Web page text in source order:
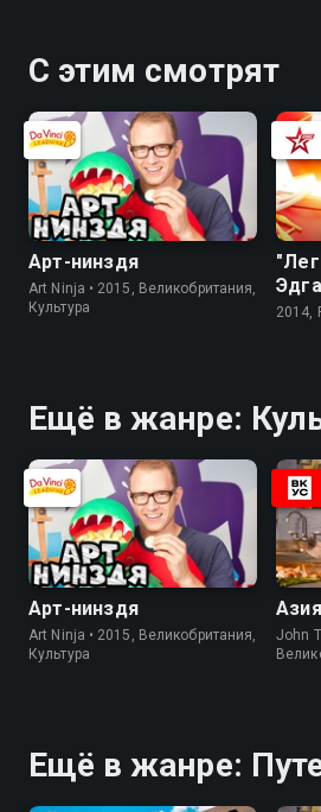
С этим смотрят
Арт-нинздя
Art Ninja • 2015, Великобритания,
Культура
2014,
Ещё в жанре:
Арт-нинздя
Art Ninja • 2015, Великобритания,
Культура
John
Ещё в жанре: